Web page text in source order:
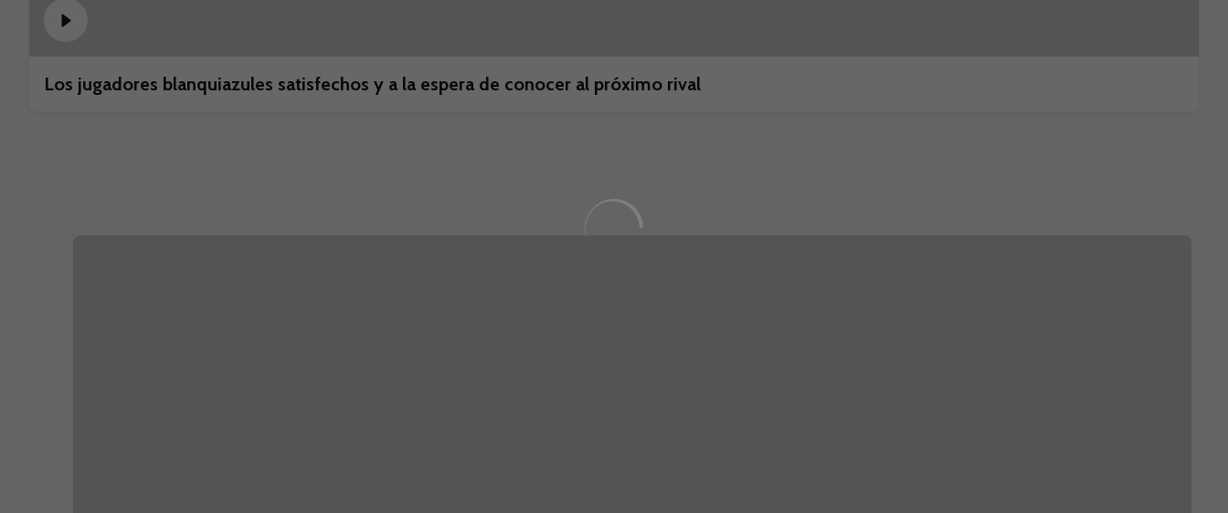
Los jugadores blanquiazules satisfechos y a la espera de conocer al próximo rival